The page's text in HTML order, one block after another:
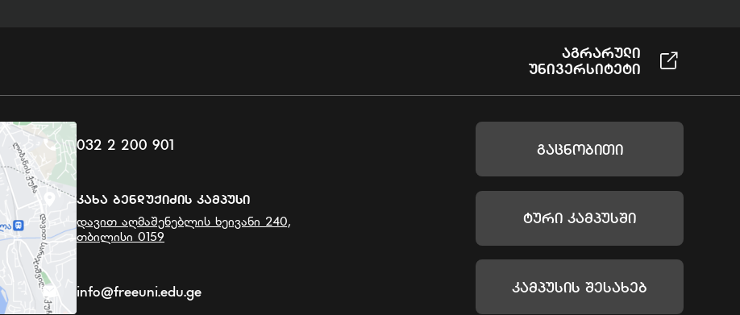
Აგრარული
Უნივერსიტეტი
032 2 200 901
Კახა Ბენდუქიძის Კამპუსი
დავით აღმაშენებლის ხეივანი 240,
თბილისი 0159
info@freeuni.edu.ge
Გაცნობითი
Ტური Კამპუსში
Კამპუსის Შესახებ